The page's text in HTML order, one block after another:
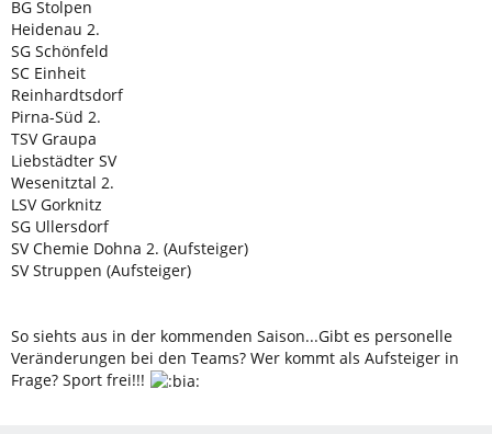
BG Stolpen
Heidenau 2.
SG Schönfeld
SC Einheit
Reinhardtsdorf
Pirna-Süd 2.
TSV Graupa
Liebstädter SV
Wesenitztal 2.
LSV Gorknitz
SG Ullersdorf
SV Chemie Dohna 2. (Aufsteiger)
SV Struppen (Aufsteiger)
So siehts aus in der kommenden Saison...Gibt es personelle
Veränderungen bei den Teams? Wer kommt als Aufsteiger in
Frage? Sport frei!!!